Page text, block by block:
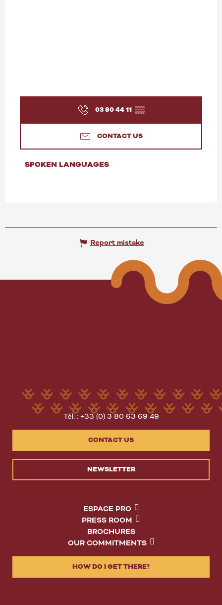
03 80 44 11 ▒▒
CONTACT US
SPOKEN LANGUAGES
SPOKEN LANGUAGES
Report mistake
Tél. : +33 (0) 3 80 63 69 49
CONTACT US
NEWSLETTER
ESPACE PRO
PRESS ROOM
BROCHURES
OUR COMMITMENTS
HOW DO I GET THERE?